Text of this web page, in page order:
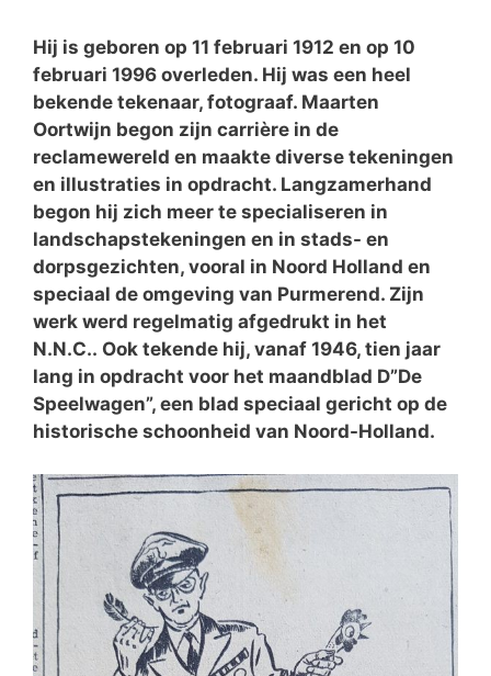
Hij is geboren op 11 februari 1912 en op 10
februari 1996 overleden. Hij was een heel
bekende tekenaar, fotograaf. Maarten
Oortwijn begon zijn carrière in de
reclamewereld en maakte diverse tekeningen
en illustraties in opdracht. Langzamerhand
begon hij zich meer te specialiseren in
landschapstekeningen en in stads- en
dorpsgezichten, vooral in Noord Holland en
speciaal de omgeving van Purmerend. Zijn
werk werd regelmatig afgedrukt in het
N.N.C.. Ook tekende hij, vanaf 1946, tien jaar
lang in opdracht voor het maandblad D”De
Speelwagen”, een blad speciaal gericht op de
historische schoonheid van Noord-Holland.